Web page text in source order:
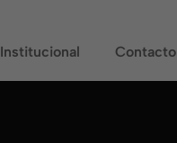
Institucional Contacto